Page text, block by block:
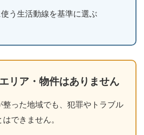
う生活動線を基準に選ぶ
リア・物件はありません
整った地域でも、犯罪やトラブル
できません。